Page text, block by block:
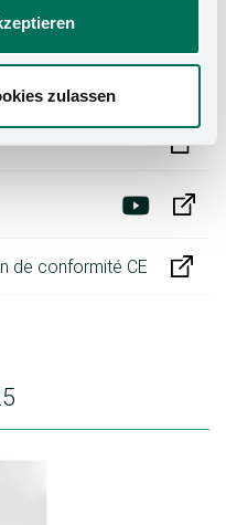
zulassen
de conformité CE